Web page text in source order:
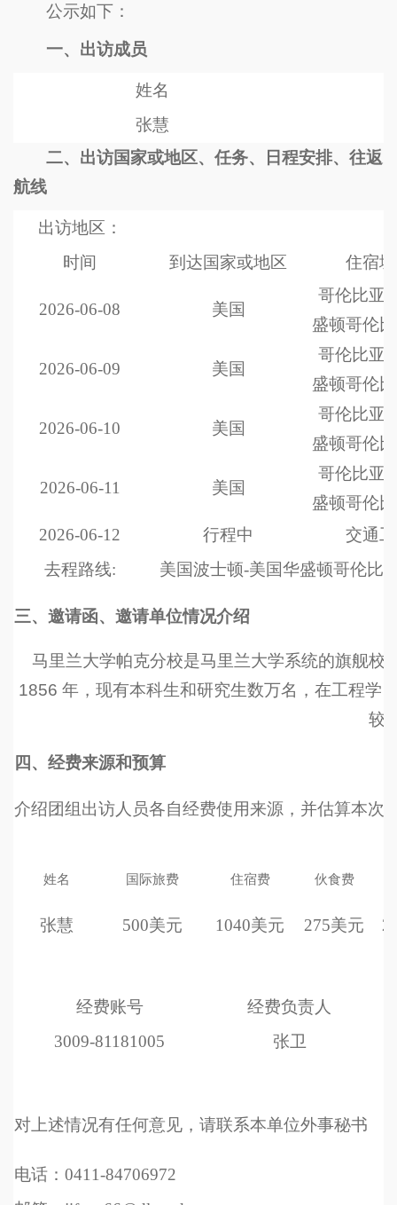
公示如下：
一、出访成员
姓名
张慧
二、出访国家或地区、任务、日程安排、往返
航线
出访地区：
时间
到达国家或地区 住宿
2026-06-08 美国
哥伦比亚
盛顿哥伦
2026-06-09 美国
哥伦比亚
盛顿哥伦
2026-06-10 美国
哥伦比亚
盛顿哥伦
2026-06-11 美国
哥伦比亚
盛顿哥伦
2026-06-12
行程中
交通
去程路线: 美国波士顿-美国华盛顿哥伦比
三、邀请函、邀请单位情况介绍
马里兰大学帕克分校是马里兰大学系统的旗舰
1856 年，现有本科生和研究生数万名，在工程学
较
四、经费来源和预算
介绍团组出访人员各自经费使用来源，并估算本次
姓名 国际旅费 住宿费 伙食费
张慧 500美元 1040美元 275美元
经费账号
经费负责人
3009-81181005
张卫
对上述情况有任何意见，请联系本单位外事秘书
电话：0411-84706972